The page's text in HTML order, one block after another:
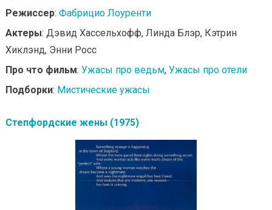
Режиссер: Фабрицио Лоуренти
Актеры: Дэвид Хассельхофф, Линда Блэр, Кэтрин
Хиклэнд, Энни Росс
Про что фильм: Ужасы про ведьм, Ужасы про отели
Подборки: Мистические ужасы
Степфордские жены (1975)